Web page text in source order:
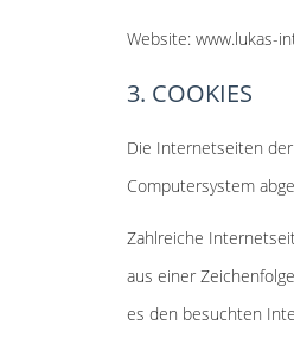
Website: www.lukas-
3. COOKIES
Die Internetseiten der
Computersystem
Zahlreiche
aus einer
es den besuchten